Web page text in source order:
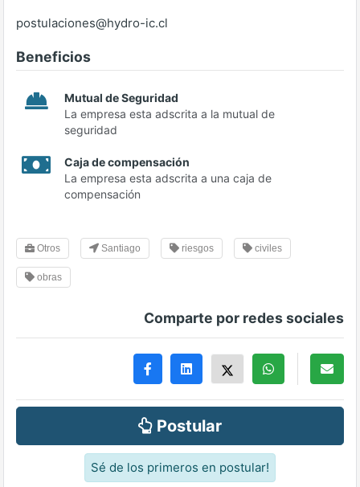
postulaciones@hydro-ic.cl
Beneficios
Mutual de Seguridad
La empresa esta adscrita a la mutual de
seguridad
Caja de compensación
La empresa esta adscrita a una caja de
compensación
Otros Santiago riesgos civiles
obras
Comparte por redes sociales
Postular
Sé de los primeros en postular!